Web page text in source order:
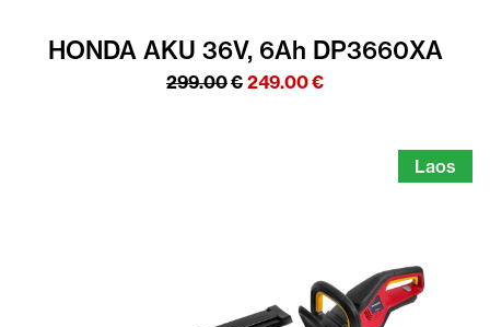
HONDA AKU 36V, 6Ah DP3660XA
299.00€ Algne
249.00€Praegune
Laos